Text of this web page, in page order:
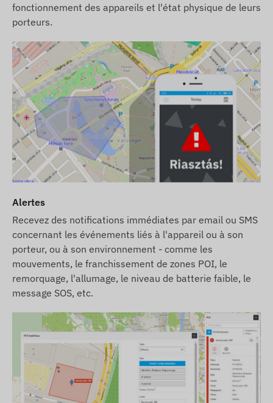
fonctionnement des appareils et l'état physique de leurs
porteurs.
Alertes
Recevez des notifications immédiates par email ou SMS
concernant les événements liés à l'appareil ou à son
porteur, ou à son environnement - comme les
mouvements, le franchissement de zones POI, le
remorquage, l'allumage, le niveau de batterie faible, le
message SOS, etc.